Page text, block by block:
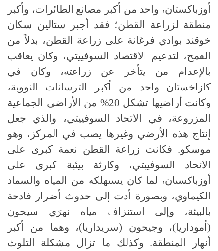
أوزباكستان، واحد من أكبر مصانع الطائرات، وأكبر
منطقة لزراعة القطن؛ فقد أجبر ستالين سكان
خوقند بوادي فرغانة على زراعة القطن، بدلاً من
القمح، لتدعيم الاقتصاد السوفييتي، وكان يعاقب
بالإعدام من يتأخر عن زراعته، وكان في
كازاخستان واحد من أكبر الترسانات النووية،
وكانت أراضيها تشكل 20% من الأراضي الجماعية
المزروعة، في الاتحاد السوفييتي، والذي جعل
إنتاج هذه الأرضي وغيرها يصب في المركز، وهو
موسكو. فكانت زراعة القطن نعمة كبرى على
الاتحاد السوفييتي، وكارثة بيئية كبرى على
أوزباكستان، لما كان يستهلكه من المياه والسماد
الكيماوي، وبصورة أدت إلى حدوث أضرار فادحة
بالبيئة، وإلى استنزاف مياه نهرَي سيحون
(أموداريا)، وجيحون (سريداريا)، وهما من أكبر
أنهار المنطقة. وكذلك ما تزال مشكلة التلوث